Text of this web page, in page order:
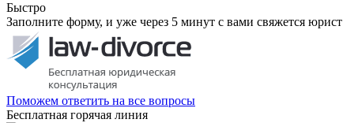
Быстро
Заполните форму, и уже через 5 минут с вами свяжется юрист
Поможем ответить на все вопросы
Бесплатная горячая линия